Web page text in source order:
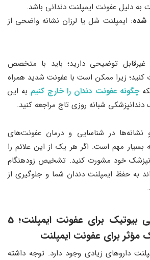
دلیل عفونت ایمپلنت دندانی باشد.
شده: ایمپلنت شل یا لرزان نشانه واضحی از
غیرقابل توضیحی دارید؛ باید با متخصص
زیرا ممکن است با عفونت شدید همراه
چگونه عفونت دندان را خارج کنیم به این
دندانپزشکی شبانه روزی تاج مراجعه کنید.
نشانه‌ها در شناسایی و درمان عفونت‌های
بسیار مهم است. اگر هر یک از این علائم را
خود مشورت کنید. تشخیص زودهنگام
به حفظ ایمپلنت دندان شما و جلوگیری از
معرفی بهترین آنتی بیوتیک برای عفونت ایمپلنت؛ 5
مؤثر برای عفونت ایمپلنت
داروهای زیادی وجود دارد. توجه داشته